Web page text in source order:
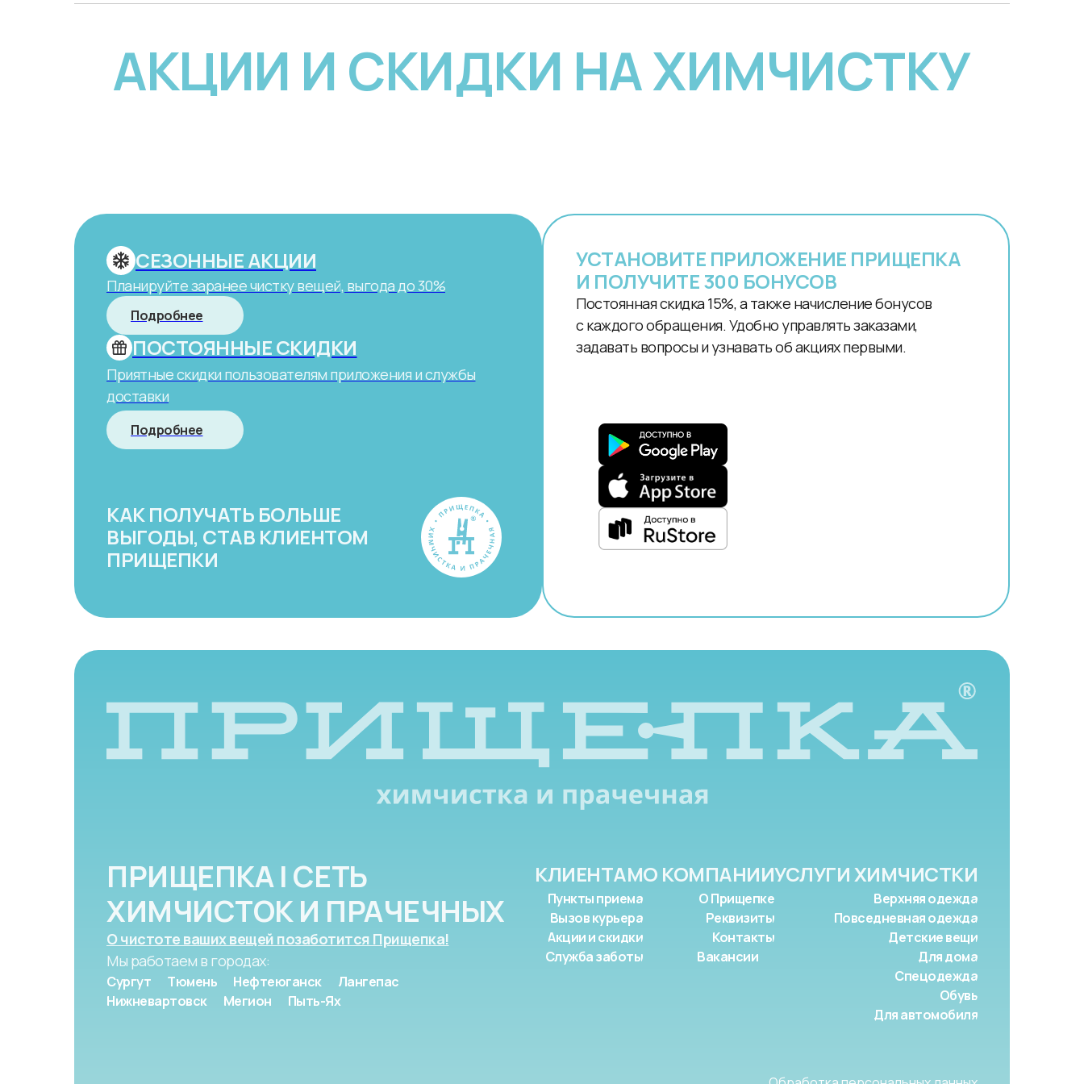
АКЦИИ И СКИДКИ НА ХИМЧИСТКУ
СЕЗОННЫЕ АКЦИИ
Планируйте заранее чистку вещей, выгода до 30%
Подробнее
ПОСТОЯННЫЕ СКИДКИ
Приятные скидки пользователям приложения и службы
доставки
Подробнее
КАК ПОЛУЧАТЬ БОЛЬШЕ
ВЫГОДЫ, СТАВ КЛИЕНТОМ
ПРИЩЕПКИ
УСТАНОВИТЕ ПРИЛОЖЕНИЕ ПРИЩЕПКА
И ПОЛУЧИТЕ 300 БОНУСОВ
Постоянная скидка 15%, а также начисление бонусов
с каждого обращения. Удобно управлять заказами,
задавать вопросы и узнавать об акциях первыми.
ПРИЩЕПКА | СЕТЬ
ХИМЧИСТОК И ПРАЧЕЧНЫХ
О чистоте ваших вещей позаботится Прищепка!
Мы работаем в городах:
Сургут Тюмень Нефтеюганск
Лангепас
Нижневартовск
Мегион Пыть-Ях
КЛИЕНТАМ
Пункты приема
Вызов курьера
Акции и скидки
Служба заботы
О КОМПАНИИ
О Прищепке
Реквизиты
Контакты
Вакансии
УСЛУГИ ХИМЧИСТКИ
Верхняя одежда
Повседневная одежда
Детские вещи
Для дома
Спецодежда
Обувь
Для автомобиля